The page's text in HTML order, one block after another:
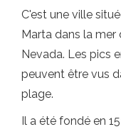
C'est une ville
Marta dans la mer
Nevada. Les pics
peuvent être vus
plage.
Il a été fondé en